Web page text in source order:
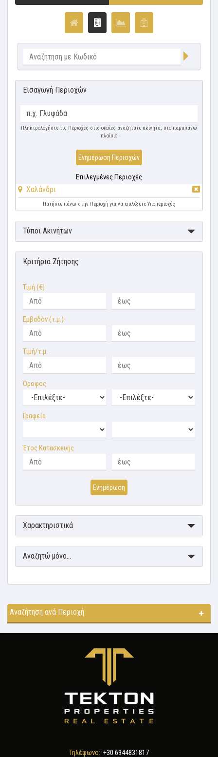
Εισαγωγή Περιοχών
Πληκτρολογήστε τις Περιοχές στις οποίες αναζητάτε ακίνητα, στο παραπάνω
πλαίσιο
Ενημέρωση Περιοχών
Επιλεγμένες Περιοχές
Χαλάνδρι
Πατήστε πάνω στην Περιοχή για να επιλέξετε Υποπεριοχές
Τύποι Ακινήτων
Κριτήρια Ζήτησης
Τιμή (€)
Εμβαδόν (τ.μ.)
Τιμή/τ.μ.
Όροφος
Γραφεία
Έτος Κατασκευής
Ενημέρωση
Χαρακτηριστικά
Αναζητώ μόνο...
Αναζήτηση ανά Περιοχή
Τηλέφωνο: +30 6944831817